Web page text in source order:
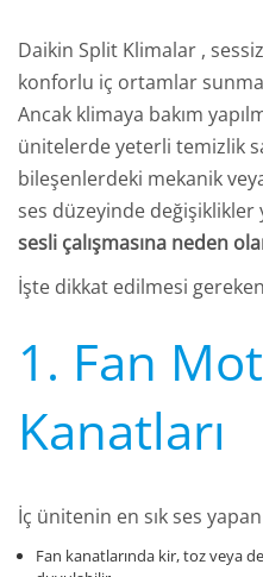
Daikin Split Klimalar ,
konforlu iç ortamlar
Ancak klimaya bakım
ünitelerde yeterli temizlik
bileşenlerdeki mekanik
ses düzeyinde değişiklikler
sesli çalışmasına neden
İşte dikkat edilmesi
1. Fan
Kanatları
İç ünitenin en sık ses
Fan kanatlarında kir, toz veya